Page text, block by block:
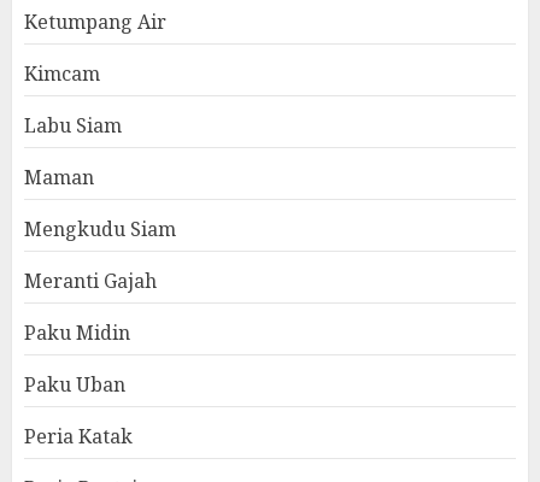
Ketumpang Air
Kimcam
Labu Siam
Maman
Mengkudu Siam
Meranti Gajah
Paku Midin
Paku Uban
Peria Katak